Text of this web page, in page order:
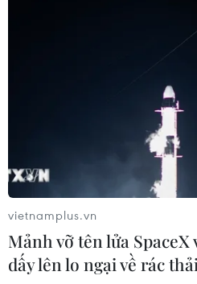
vietnamplus.vn
Mảnh vỡ tên lửa
dấy lên lo ngại về rác